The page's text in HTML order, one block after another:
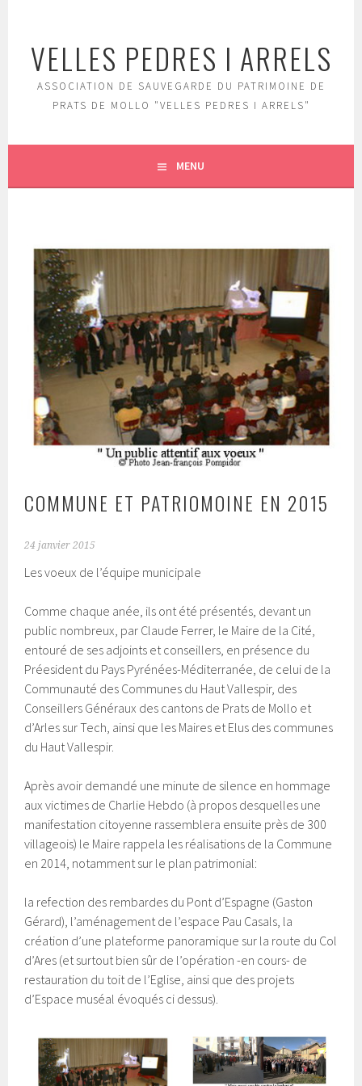
contenu
principal
VELLES PEDRES I ARRELS
ASSOCIATION DE SAUVEGARDE DU PATRIMOINE DE
PRATS DE MOLLO "VELLES PEDRES I ARRELS"
MENU
COMMUNE ET PATRIOMOINE EN 2015
24 janvier 2015
Les voeux de l’équipe municipale
Comme chaque anée, ils ont été présentés, devant un
public nombreux, par Claude Ferrer, le Maire de la Cité,
entouré de ses adjoints et conseillers, en présence du
Préesident du Pays Pyrénées-Méditerranée, de celui de la
Communauté des Communes du Haut Vallespir, des
Conseillers Généraux des cantons de Prats de Mollo et
d’Arles sur Tech, ainsi que les Maires et Elus des communes
du Haut Vallespir.
Après avoir demandé une minute de silence en hommage
aux victimes de Charlie Hebdo (à propos desquelles une
manifestation citoyenne rassemblera ensuite près de 300
villageois) le Maire rappela les réalisations de la Commune
en 2014, notamment sur le plan patrimonial:
la refection des rembardes du Pont d’Espagne (Gaston
Gérard), l’aménagement de l’espace Pau Casals, la
création d’une plateforme panoramique sur la route du Col
d’Ares (et surtout bien sûr de l’opération -en cours- de
restauration du toit de l’Eglise, ainsi que des projets
d’Espace muséal évoqués ci dessus).